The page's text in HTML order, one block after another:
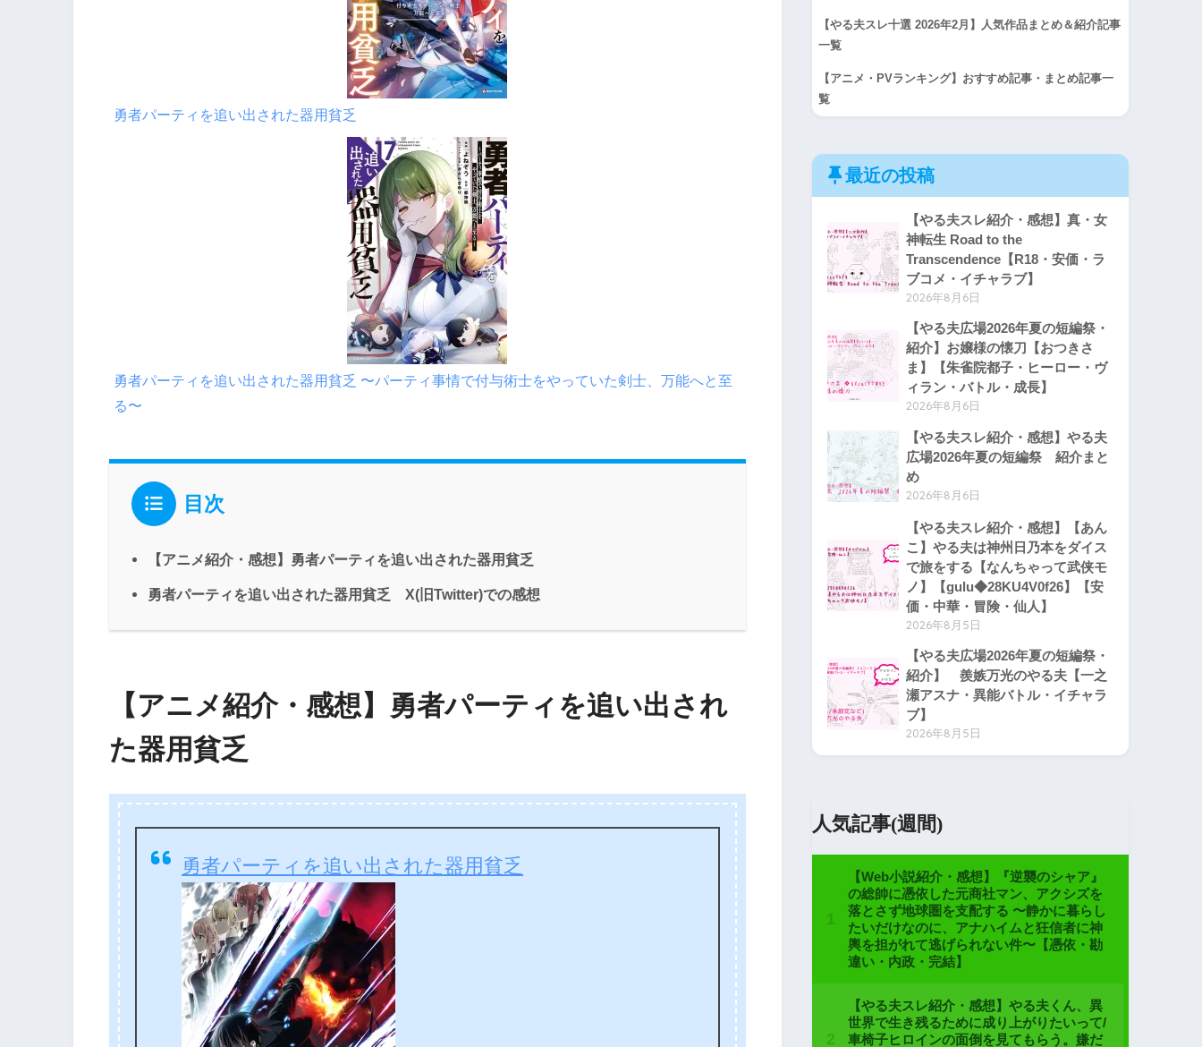
勇者パーティを追い出された器用貧乏
勇者パーティを追い出された器用貧乏 〜パーティ事情で付与術士をやっていた剣士、万能へと至
る〜
目次
【アニメ紹介・感想】勇者パーティを追い出された器用貧乏
勇者パーティを追い出された器用貧乏 X(旧Twitter)での感想
【アニメ紹介・感想】勇者パーティを追い出され
た器用貧乏
勇者パーティを追い出された器用貧乏
【やる夫スレ十選 2026年2月】人気作品まとめ＆紹介記事
一覧
【アニメ・PVランキング】おすすめ記事・まとめ記事一
覧
最近の投稿
【やる夫スレ紹介・感想】真・女
神転生 Road to the
Transcendence【R18・安価・ラ
ブコメ・イチャラブ】
2026年8月6日
【やる夫広場2026年夏の短編祭・
紹介】お嬢様の懐刀【おつきさ
ま】【朱雀院都子・ヒーロー・ヴ
ィラン・バトル・成長】
2026年8月6日
【やる夫スレ紹介・感想】やる夫
広場2026年夏の短編祭 紹介まと
め
2026年8月6日
【やる夫スレ紹介・感想】【あん
こ】やる夫は神州日乃本をダイス
で旅をする【なんちゃって武侠モ
ノ】【gulu◆28KU4V0f26】【安
価・中華・冒険・仙人】
2026年8月5日
【やる夫広場2026年夏の短編祭・
紹介】 羨嫉万光のやる夫【一之
瀬アスナ・異能バトル・イチャラ
ブ】
2026年8月5日
人気記事(週間)